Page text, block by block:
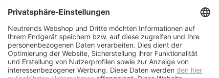
Informationen
Newsletter
* Alle Preise inkl. gesetzl. Mehrwertsteuer zzgl.Versandkostenund ggf.